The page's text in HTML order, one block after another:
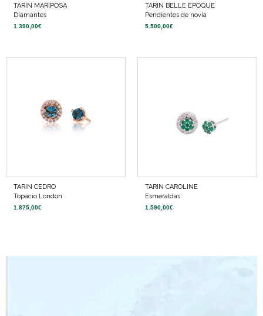
TARIN MARIPOSA
Diamantes
1.390,00€
TARIN BELLE EPOQUE
Pendientes de novia
5.500,00€
TARIN CEDRO
Topacio London
1.875,00€
TARIN CAROLINE
Esmeraldas
1.590,00€